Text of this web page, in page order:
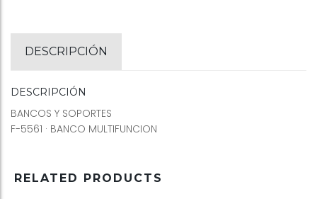
DESCRIPCIÓN
DESCRIPCIÓN
BANCOS Y SOPORTES
F-5561 · BANCO MULTIFUNCION
RELATED PRODUCTS